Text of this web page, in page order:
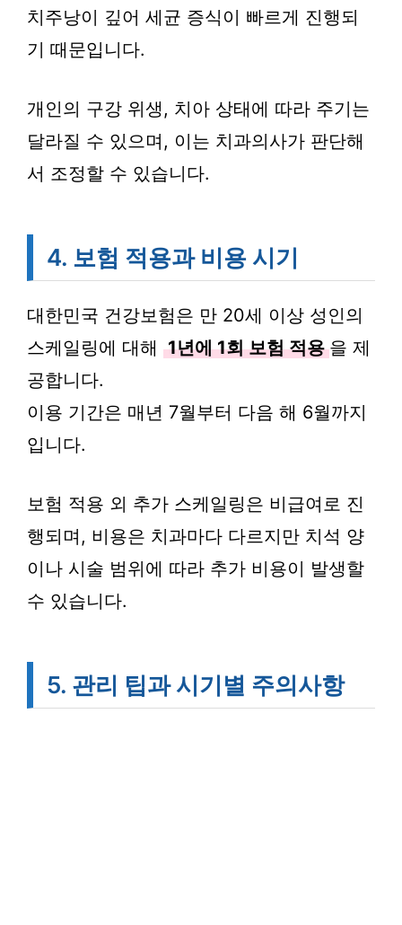
치주낭이 깊어 세균 증식이 빠르게 진행되
기 때문입니다.
개인의 구강 위생, 치아 상태에 따라 주기는
달라질 수 있으며, 이는 치과의사가 판단해
서 조정할 수 있습니다.
4. 보험 적용과 비용 시기
대한민국 건강보험은 만 20세 이상 성인의
스케일링에 대해 1년에 1회 보험 적용 을 제
공합니다.
이용 기간은 매년 7월부터 다음 해 6월까지
입니다.
보험 적용 외 추가 스케일링은 비급여로 진
행되며, 비용은 치과마다 다르지만 치석 양
이나 시술 범위에 따라 추가 비용이 발생할
수 있습니다.
5. 관리 팁과 시기별 주의사항